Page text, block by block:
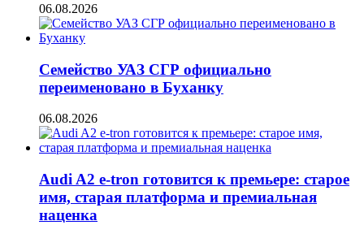
06.08.2026
Семейство УАЗ СГР официально
переименовано в Буханку
06.08.2026
Audi A2 e-tron готовится к премьере: старое
имя, старая платформа и премиальная
наценка